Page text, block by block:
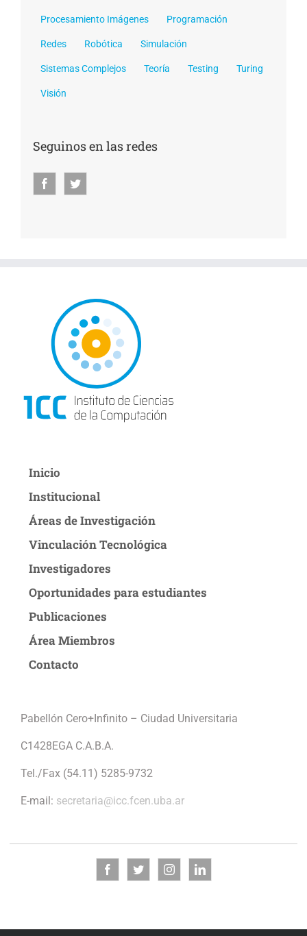
Procesamiento Imágenes Programación
Redes Robótica Simulación
Sistemas Complejos Teoría Testing Turing
Visión
Seguinos en las redes
Inicio
Institucional
Áreas de Investigación
Vinculación Tecnológica
Investigadores
Oportunidades para estudiantes
Publicaciones
Área Miembros
Contacto
Pabellón Cero+Infinito – Ciudad Universitaria
C1428EGA C.A.B.A.
Tel./Fax (54.11) 5285-9732
E-mail: secretaria@icc.fcen.uba.ar